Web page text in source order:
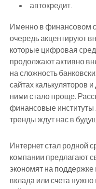
автокредит.
Именно в финансовом
очередь акцентируют
которые цифровая
продолжают активно
на сложность
сайтах калькуляторов
ними стало проще.
финансовые
тренды ждут нас в
Интернет стал родной
компании предлагают
экономят на
вклада или счета